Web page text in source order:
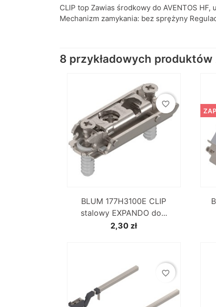
CLIP top Zawias środkowy do AVENTOS
Mechanizm zamykania: bez sprężyny
8 przykładowych
BLUM 177H3100E CLIP
stalowy EXPANDO do...
2,30 zł
favorite_border
favorite_border